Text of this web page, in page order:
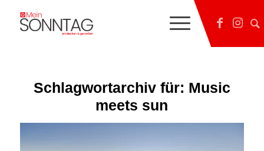
Schlagwortarchiv für: Music
meets sun